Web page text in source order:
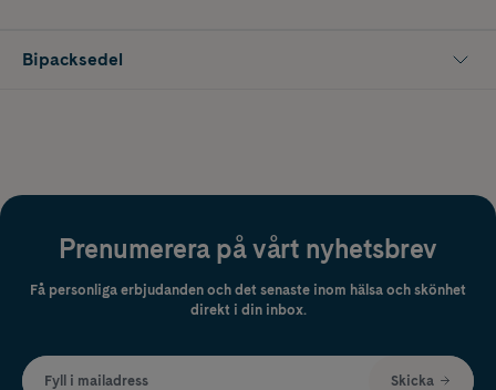
Bipacksedel
Prenumerera på vårt nyhetsbrev
Få personliga erbjudanden och det senaste inom hälsa och skönhet
direkt i din inbox.
Fyll i mailadress Skicka